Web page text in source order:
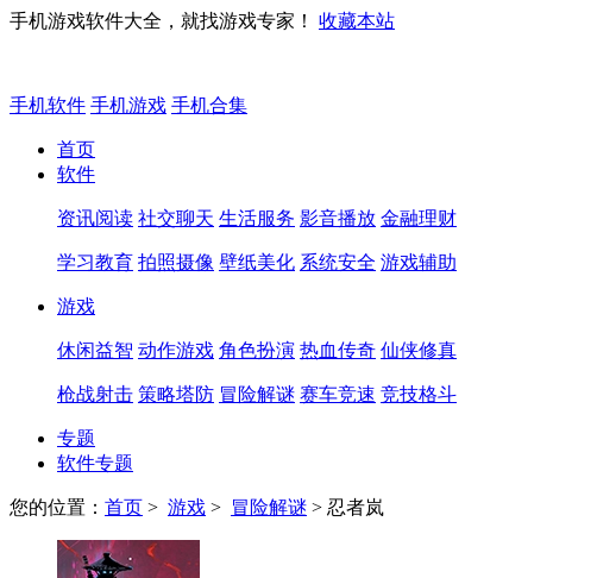
手机游戏软件大全，就找游戏专家！ 收藏本站
手机软件 手机游戏 手机合集
首页
软件
资讯阅读 社交聊天 生活服务 影音播放 金融理财
学习教育 拍照摄像 壁纸美化 系统安全 游戏辅助
游戏
休闲益智 动作游戏 角色扮演 热血传奇 仙侠修真
枪战射击 策略塔防 冒险解谜 赛车竞速 竞技格斗
专题
软件专题
您的位置： 首页 > 游戏 > 冒险解谜 > 忍者岚